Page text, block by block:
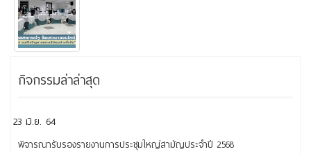
กิจกรรมล่าล่าสุด
23 มิ.ย. 64
พิจารณารับรองรายงานการประชุมใหญ่สามัญประจำปี 2568